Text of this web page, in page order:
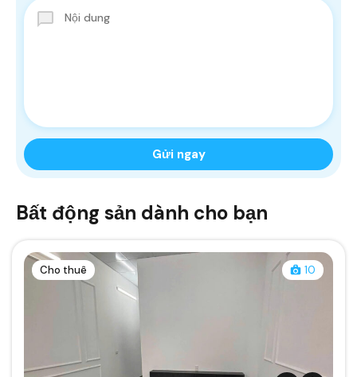
Bất động sản dành cho bạn
Cho thuê 10